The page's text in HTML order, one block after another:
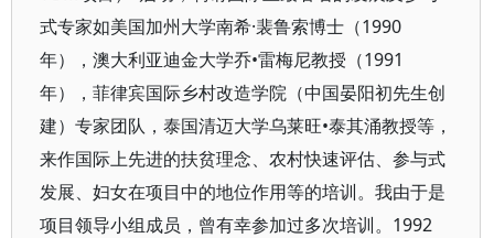
式专家如美国加州大学南希·裴鲁索博士（1990
年），澳大利亚迪金大学乔•雷梅尼教授（1991
年），菲律宾国际乡村改造学院（中国晏阳初先生创
建）专家团队，泰国清迈大学乌莱旺•泰其涌教授等，
来作国际上先进的扶贫理念、农村快速评估、参与式
发展、妇女在项目中的地位作用等的培训。我由于是
项目领导小组成员，曾有幸参加过多次培训。1992